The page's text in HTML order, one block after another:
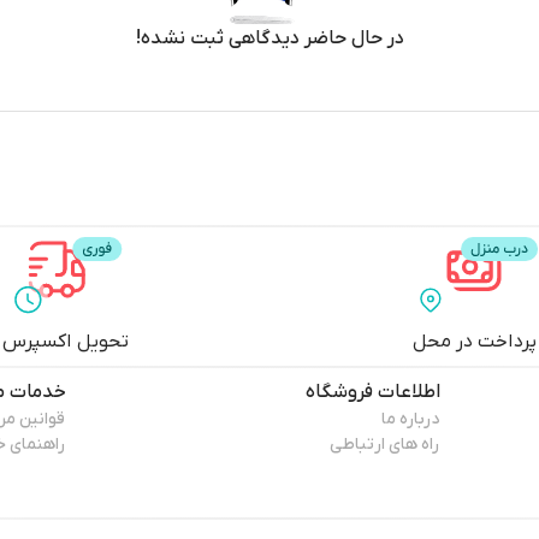
تمیز و مرتب داشته باشید. به خصوص در زندگی‌های پرمشغله، استفاده
بلکه درخشان شوند.
در حال حاضر دیدگاهی ثبت نشده!
پرداخت در محل تحویل اکسپرس
اطلاعات فروشگاه
درباره ما
راه های ارتباطی
خدمات
قوانین
راهنمای